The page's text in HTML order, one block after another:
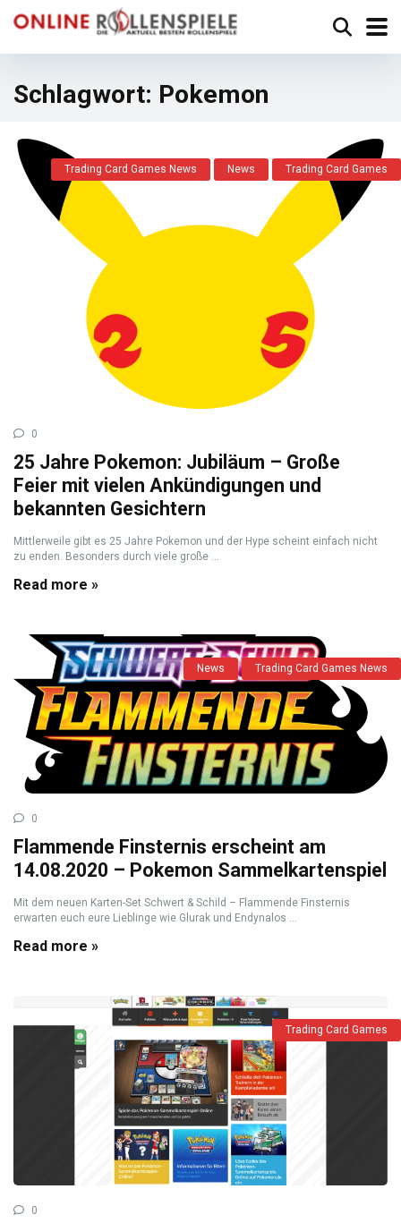
Schlagwort: Pokemon
Trading Card Games News News Trading Card Games
0
25 Jahre Pokemon: Jubiläum – Große
Feier mit vielen Ankündigungen und
bekannten Gesichtern
Mittlerweile gibt es 25 Jahre Pokemon und der Hype scheint einfach nicht
zu enden. Besonders durch viele große ...
Read more »
News Trading Card Games News
0
Flammende Finsternis erscheint am
14.08.2020 – Pokemon Sammelkartenspiel
Mit dem neuen Karten-Set Schwert & Schild – Flammende Finsternis
erwarten euch eure Lieblinge wie Glurak und Endynalos ...
Read more »
Trading Card Games
0